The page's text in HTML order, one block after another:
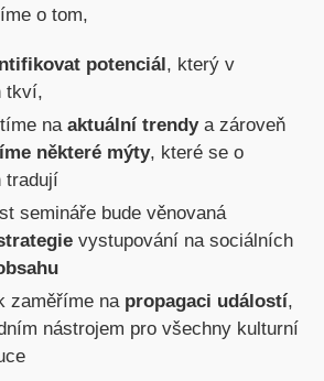
o tom,
potenciál , který v
tkví,
naaktuální trendya zároveň
některé mýty, které se o
tradují
semináře bude věnovaná
vystupování na sociálních
zaměříme na propagaci událostí,
nástrojem pro všechny kulturní